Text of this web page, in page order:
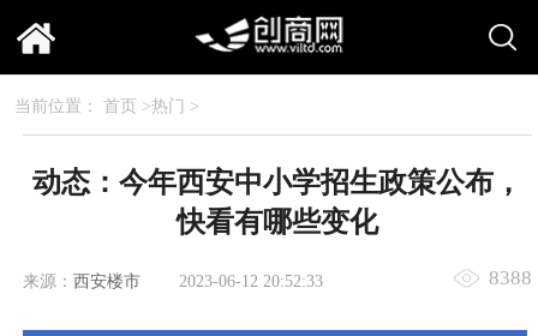
当前位置： 首页 >热门 >
动态：今年西安中小学招生政策公布，
快看有哪些变化
来源： 西安楼市 2023-06-12 20:52:33 8388